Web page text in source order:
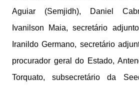
Aguiar (Semjidh), Daniel
Ivanilson Maia, secretário
Iranildo Germano, secretário
procurador geral do Estado,
Torquato, subsecretário da